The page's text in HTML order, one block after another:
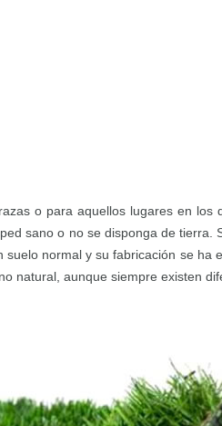
o para aquellos lugares en los
sano o no se disponga de tierra.
normal y su fabricación se ha
natural, aunque siempre existen